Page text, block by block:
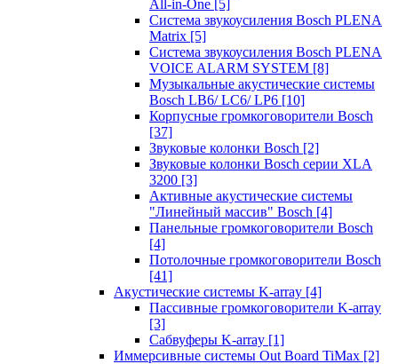
All-in-One [5]
Система звукоусиления Bosch PLENA
Matrix [5]
Система звукоусиления Bosch PLENA
VOICE ALARM SYSTEM [8]
Музыкальные акустические системы
Bosch LB6/ LC6/ LP6 [10]
Корпусные громкоговорители Bosch
[37]
Звуковые колонки Bosch [2]
Звуковые колонки Bosch серии XLA
3200 [3]
Активные акустические системы
"Линейный массив" Bosch [4]
Панельные громкоговорители Bosch
[4]
Потолочные громкоговорители Bosch
[41]
Акустические системы K-array [4]
Пассивные громкоговорители K-array
[3]
Сабвуферы K-array [1]
Иммерсивные системы Out Board TiMax [2]